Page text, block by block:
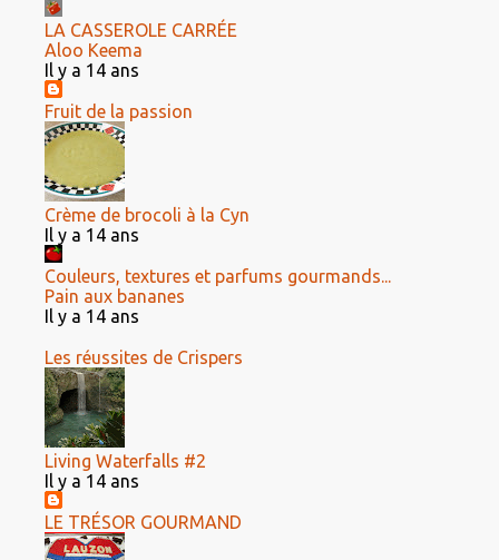
LA CASSEROLE CARRÉE
Aloo Keema
Il y a 14 ans
Fruit de la passion
Crème de brocoli à la Cyn
Il y a 14 ans
Couleurs, textures et parfums gourmands...
Pain aux bananes
Il y a 14 ans
Les réussites de Crispers
Living Waterfalls #2
Il y a 14 ans
LE TRÉSOR GOURMAND